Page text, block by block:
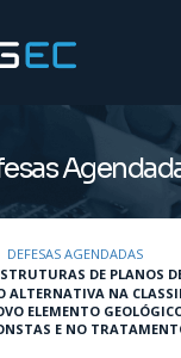
DEFESAS AGENDADAS
DE PLANOS
ALTERNATIVA NA
ELEMENTO
E NO